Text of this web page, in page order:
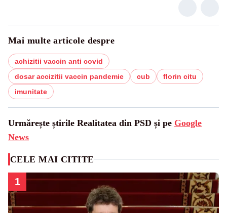
Mai multe articole despre
achizitii vaccin anti covid
dosar accizitii vaccin pandemie
cub
florin citu
imunitate
Urmărește știrile Realitatea din PSD și pe Google
News
CELE MAI CITITE
1